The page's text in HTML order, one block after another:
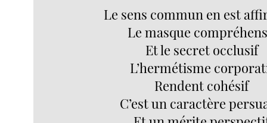
Le sens commun en est
Le masque
Et le secret occlusif
L’hermétisme
Rendent cohésif
C’est un caractère